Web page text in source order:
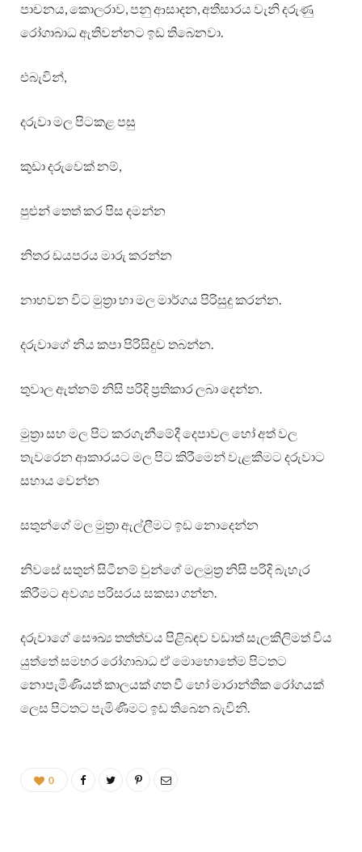
පාචනය, කොලරාව, පනු ආසාදන, අතීසාරය වැනි දරුණු
රෝගාබාධ ඇතිවන්නට ඉඩ තිබෙනවා.
එබැවින්,
දරුවා මල පිටකළ පසු
කුඩා දරුවෙක් නම්,
පුළුන් තෙත් කර පිස දමන්න
නිතර ඩයපරය මාරු කරන්න
නාහවන විට මුත්‍රා හා මල මාර්ගය පිරිසුදු කරන්න.
දරුවාගේ නිය කපා පිරිසිදුව තබන්න.
තුවාල ඇත්නම් නිසි පරිදි ප්‍රතිකාර ලබා දෙන්න.
මුත්‍රා සහ මල පිට කරගැනීමේදී දෙපාවල හෝ අත් වල
තැවරෙන ආකාරයට මල පිට කිරීමෙන් වැළකීමට දරුවාට
සහාය වෙන්න
සතුන්ගේ මල මුත්‍රා ඇල්ලීමට ඉඩ නොදෙන්න
නිවසේ සතුන් සිටීනම් වුන්ගේ මලමුත්‍ර නිසි පරිදි බැහැර
කිරීමට අවශ්‍ය පරිසරය සකසා ගන්න.
දරුවාගේ සෞඛ්‍ය තත්ත්වය පිළිබඳව වඩාත් සැලකිලිමත් විය
යුත්තේ සමහර රෝගාබාධ ඒ මොහොතේම පිටතට
නොපැමිණියත් කාලයක් ගත වී හෝ මාරාන්තික රෝගයක්
ලෙස පිටතට පැමිණීමට ඉඩ තිබෙන බැවිනි.
0